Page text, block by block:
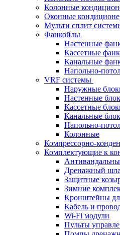
Колонные
Оконные
Мульти сплит
Фанкойлы
Настенные
Кассетные
Канальные
Напольно-
VRF системы
Наружные
Настенные
Кассетные
Канальные
Напольно-
Колонные
Компрессорно-
Комплектующие к
Дренажный
Защитные
Зимние
Кронштейны
Кабель и
Wi-Fi модули
Пульты